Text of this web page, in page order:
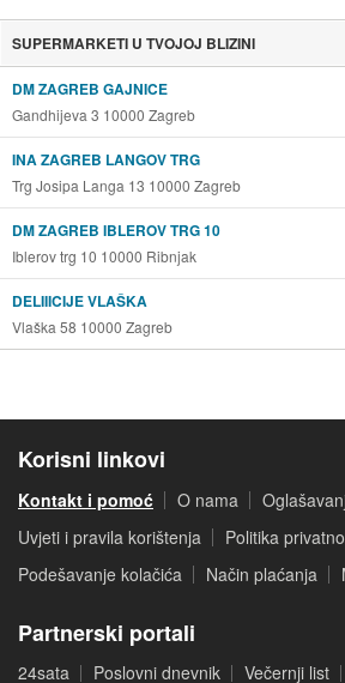
SUPERMARKETI U TVOJOJ BLIZINI
DM ZAGREB GAJNICE
Gandhijeva 3 10000 Zagreb
INA ZAGREB LANGOV TRG
Trg Josipa Langa 13 10000 Zagreb
DM ZAGREB IBLEROV TRG 10
Iblerov trg 10 10000 Ribnjak
DELIIICIJE VLAŠKA
Vlaška 58 10000 Zagreb
Korisni linkovi
Kontakt i pomoć O nama
Uvjeti i pravila korištenja
Politika
Podešavanje kolačića
Način plaćanja
Partnerski portali
24sata Poslovni dnevnik Večernji list